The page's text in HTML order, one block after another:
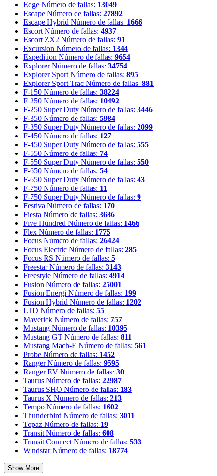
Edge Número de fallas: 13049
Escape Número de fallas: 27892
Escape Hybrid Número de fallas: 1666
Escort Número de fallas: 4937
Escort ZX2 Número de fallas: 91
Excursion Número de fallas: 1344
Expedition Número de fallas: 9654
Explorer Número de fallas: 34754
Explorer Sport Número de fallas: 895
Explorer Sport Trac Número de fallas: 881
F-150 Número de fallas: 38224
F-250 Número de fallas: 10492
F-250 Super Duty Número de fallas: 3446
F-350 Número de fallas: 5984
F-350 Super Duty Número de fallas: 2099
F-450 Número de fallas: 127
F-450 Super Duty Número de fallas: 555
F-550 Número de fallas: 74
F-550 Super Duty Número de fallas: 550
F-650 Número de fallas: 54
F-650 Super Duty Número de fallas: 43
F-750 Número de fallas: 11
F-750 Super Duty Número de fallas: 9
Festiva Número de fallas: 170
Fiesta Número de fallas: 3686
Five Hundred Número de fallas: 1466
Flex Número de fallas: 1775
Focus Número de fallas: 26424
Focus Electric Número de fallas: 285
Focus RS Número de fallas: 5
Freestar Número de fallas: 3143
Freestyle Número de fallas: 4914
Fusion Número de fallas: 25001
Fusion Energi Número de fallas: 199
Fusion Hybrid Número de fallas: 1202
LTD Número de fallas: 55
Maverick Número de fallas: 757
Mustang Número de fallas: 10395
Mustang GT Número de fallas: 811
Mustang Mach-E Número de fallas: 561
Probe Número de fallas: 1452
Ranger Número de fallas: 9595
Ranger EV Número de fallas: 30
Taurus Número de fallas: 22987
Taurus SHO Número de fallas: 183
Taurus X Número de fallas: 213
Tempo Número de fallas: 1602
Thunderbird Número de fallas: 3011
Topaz Número de fallas: 19
Transit Número de fallas: 608
Transit Connect Número de fallas: 533
Windstar Número de fallas: 18774
Show More